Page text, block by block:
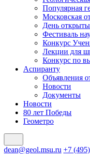
Популярная
Московская
День
Фестиваль
Конкурс
Лекции для
Конкурс по
Аспиранту
Объявления
Новости
Документы
Новости
80 лет Победы
Геометро
dean@geol.msu.ru +7